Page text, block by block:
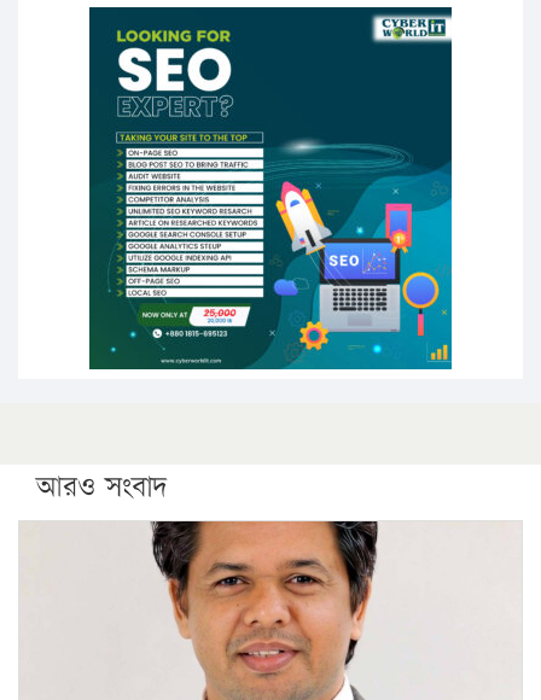
১৭ থেকে ২১ শতাংশ বিদ্যুতের দাম বাড়ানোর প্রস্তাব পিডিবির
১৬ মে চাঁদপুর ও ২৫ মে ফেনী সফরে যাবেন প্রধানমন্ত্রী
উচ্চশিক্ষায় গৌরবময় অর্জন: পূর্ণ স্কলারশিপে যুক্তরাষ্ট্রে
পিএইচডি করছেন কুয়েটের কৃতি…
সারা দেশে বজ্রাঘাতে ১৪ জনের প্রাণহানি
কঠোর হচ্ছে এসএসসি ও এইচএসসি পরীক্ষা
ফরিদগঞ্জে আগুনে পুড়লো ৬ ব্যবসা প্রতিষ্ঠান
আরও সংবাদ